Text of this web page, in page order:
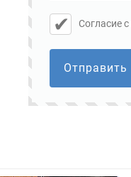
Cогласие с
Отправить